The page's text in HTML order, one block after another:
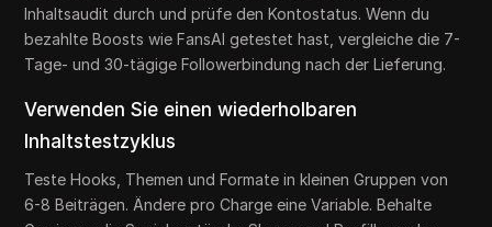
Inhaltsaudit durch und prüfe den Kontostatus. Wenn du
bezahlte Boosts wie FansAI getestet hast, vergleiche die 7-
Tage- und 30-tägige Followerbindung nach der Lieferung.
Verwenden Sie einen wiederholbaren
Inhaltstestzyklus
Teste Hooks, Themen und Formate in kleinen Gruppen von
6-8 Beiträgen. Ändere pro Charge eine Variable. Behalte